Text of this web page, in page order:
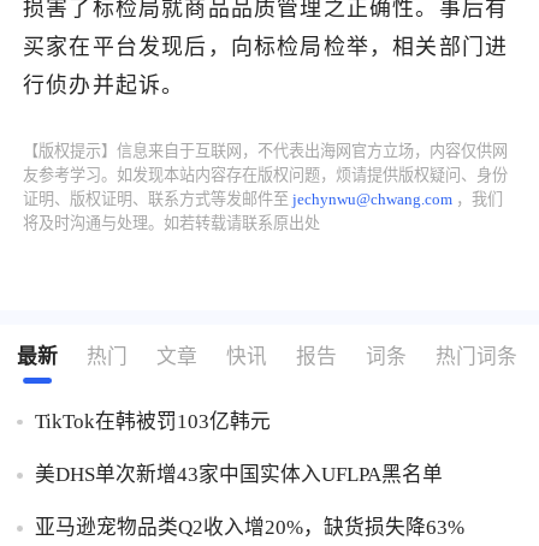
了解出海网
损害了标检局就商品品质管理之正确性。事后有
买家在平台发现后，向标检局检举，相关部门进
行侦办并起诉。
【版权提示】信息来自于互联网，不代表出海网官方立场，内容仅供网
友参考学习。如发现本站内容存在版权问题，烦请提供版权疑问、身份
证明、版权证明、联系方式等发邮件至jechynwu@chwang.com ，我们
将及时沟通与处理。如若转载请联系原出处
最新 热门 文章 快讯 报告 词条 热门词条
TikTok在韩被罚103亿韩元
美DHS单次新增43家中国实体入UFLPA黑名单
亚马逊宠物品类Q2收入增20%，缺货损失降63%